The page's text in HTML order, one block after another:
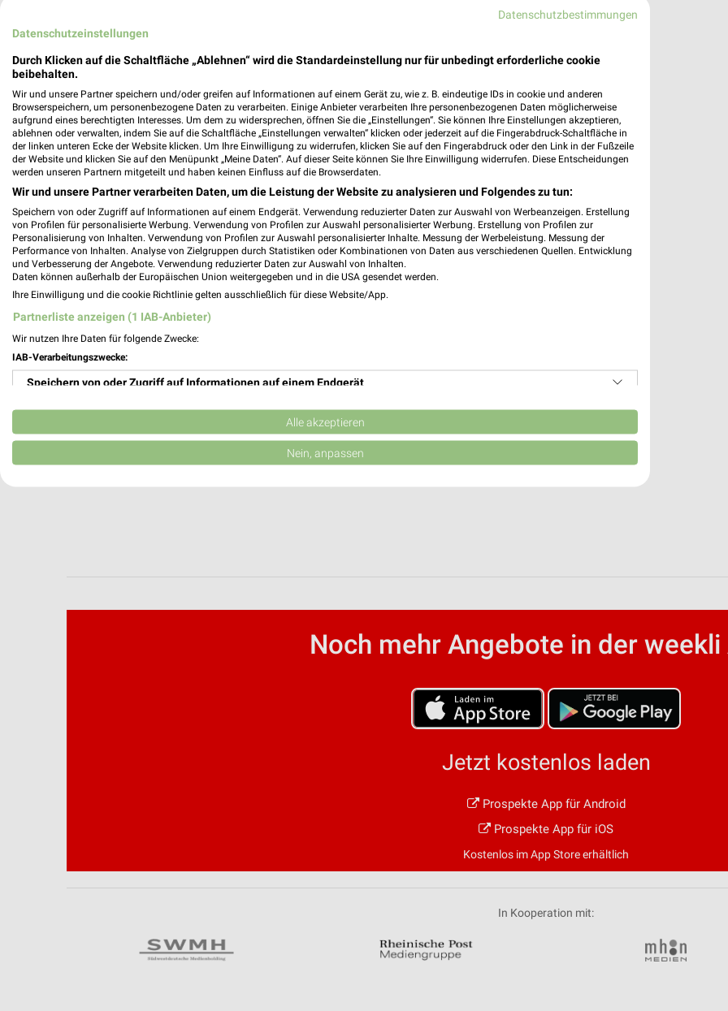
Noch mehr Angebote in der weekli
Jetzt kostenlos laden
Prospekte App für Android
Prospekte App für iOS
Kostenlos im App Store erhältlich
In Kooperation mit:
Datenschutzbestimmungen
Datenschutzeinstellungen
Durch Klicken auf die Schaltfläche „Ablehnen“ wird die Standardeinstellung nur für unbedingt erforderliche cookie
beibehalten.
Wir und unsere Partner speichern und/oder greifen auf Informationen auf einem Gerät zu, wie z. B. eindeutige IDs in cookie und anderen
Browserspeichern, um personenbezogene Daten zu verarbeiten. Einige Anbieter verarbeiten Ihre personenbezogenen Daten möglicherweise
aufgrund eines berechtigten Interesses. Um dem zu widersprechen, öffnen Sie die „Einstellungen“. Sie können Ihre Einstellungen akzeptieren,
ablehnen oder verwalten, indem Sie auf die Schaltfläche „Einstellungen verwalten“ klicken oder jederzeit auf die Fingerabdruck-Schaltfläche in
der linken unteren Ecke der Website klicken. Um Ihre Einwilligung zu widerrufen, klicken Sie auf den Fingerabdruck oder den Link in der Fußzeile
der Website und klicken Sie auf den Menüpunkt „Meine Daten“. Auf dieser Seite können Sie Ihre Einwilligung widerrufen. Diese Entscheidungen
werden unseren Partnern mitgeteilt und haben keinen Einfluss auf die Browserdaten.
Wir und unsere Partner verarbeiten Daten, um die Leistung der Website zu analysieren und Folgendes zu tun:
Speichern von oder Zugriff auf Informationen auf einem Endgerät. Verwendung reduzierter Daten zur Auswahl von Werbeanzeigen. Erstellung
von Profilen für personalisierte Werbung. Verwendung von Profilen zur Auswahl personalisierter Werbung. Erstellung von Profilen zur
Personalisierung von Inhalten. Verwendung von Profilen zur Auswahl personalisierter Inhalte. Messung der Werbeleistung. Messung der
Performance von Inhalten. Analyse von Zielgruppen durch Statistiken oder Kombinationen von Daten aus verschiedenen Quellen. Entwicklung
und Verbesserung der Angebote. Verwendung reduzierter Daten zur Auswahl von Inhalten.
Daten können außerhalb der Europäischen Union weitergegeben und in die USA gesendet werden.
Ihre Einwilligung und die cookie Richtlinie gelten ausschließlich für diese Website/App.
Partnerliste anzeigen (1 IAB-Anbieter)
Wir nutzen Ihre Daten für folgende Zwecke:
IAB-Verarbeitungszwecke:
Speichern von oder Zugriff auf Informationen auf einem Endgerät
Verwendung reduzierter Daten zur Auswahl von Werbeanzeigen
Erstellung von Profilen für personalisierte Werbung
Analyse von Zielgruppen durch Statistiken oder Kombinationen von Daten aus verschiedenen
Alle akzeptieren
Nein, anpassen